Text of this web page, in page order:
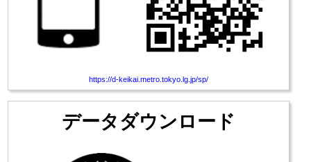
https://d-keikai.metro.tokyo.lg.jp/sp/
データダウンロード